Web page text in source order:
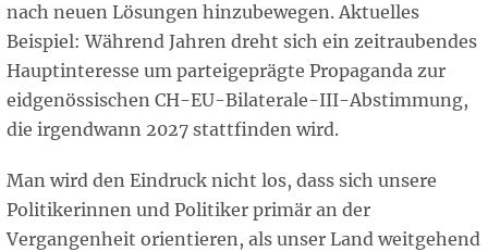
nach neuen Lösungen hinzubewegen. Aktuelles
Beispiel: Während Jahren dreht sich ein zeitraubendes
Hauptinteresse um parteigeprägte Propaganda zur
eidgenössischen CH-EU-Bilaterale-III-Abstimmung,
die irgendwann 2027 stattfinden wird.
Man wird den Eindruck nicht los, dass sich unsere
Politikerinnen und Politiker primär an der
Vergangenheit orientieren, als unser Land weitgehend